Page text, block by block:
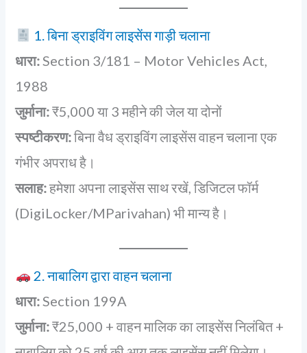
1. बिना ड्राइविंग लाइसेंस गाड़ी चलाना
धारा: Section 3/181 – Motor Vehicles Act,
1988
जुर्माना:₹5,000 या 3 महीने की जेल या दोनों
स्पष्टीकरण:बिना वैध ड्राइविंग लाइसेंस वाहन चलाना एक
गंभीर अपराध है।
सलाह:हमेशा अपना लाइसेंस साथ रखें, डिजिटल फॉर्म
(DigiLocker/MParivahan) भी मान्य है।
2. नाबालिग द्वारा वाहन चलाना
धारा: Section 199A
जुर्माना:₹25,000 + वाहन मालिक का लाइसेंस निलंबित +